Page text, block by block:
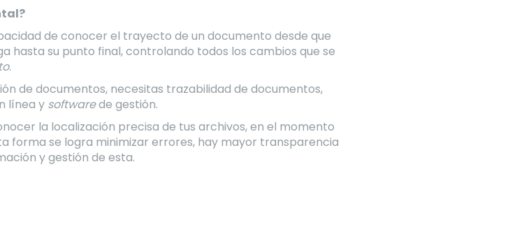
de conocer el trayecto de un documento desde que
hasta su punto final, controlando todos los cambios que se
.
de documentos, necesitas trazabilidad de documentos,
línea y softwarede gestión.
la localización precisa de tus archivos, en el momento
forma se logra minimizar errores, hay mayor transparencia
y gestión de esta.